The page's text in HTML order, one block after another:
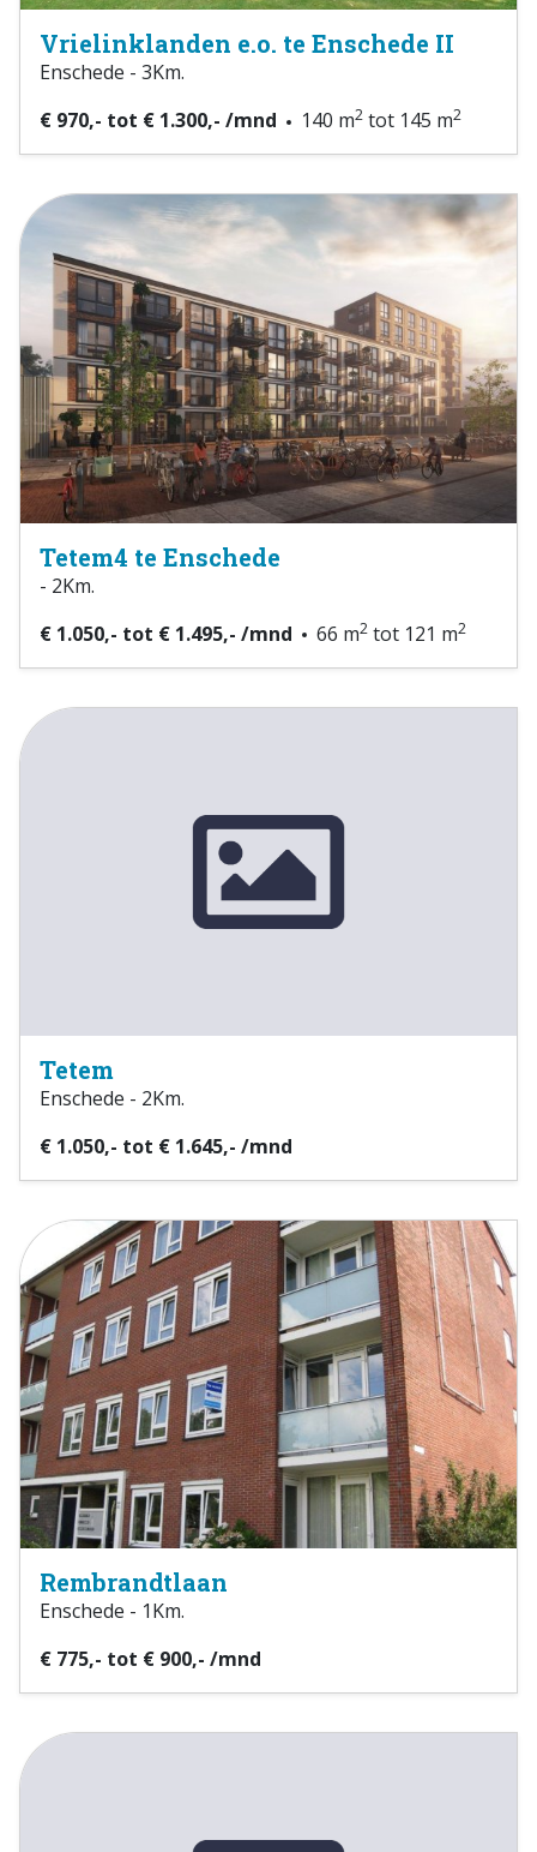
Vrielinklanden e.o. te Enschede II
Enschede - 3Km.
€ 970,- tot € 1.300,- /mnd
140 m2 tot 145 m2
Tetem4 te Enschede
- 2Km.
€ 1.050,- tot € 1.495,- /mnd
66 m2 tot 121 m2
Tetem
Enschede - 2Km.
€ 1.050,- tot € 1.645,- /mnd
Rembrandtlaan
Enschede - 1Km.
€ 775,- tot € 900,- /mnd